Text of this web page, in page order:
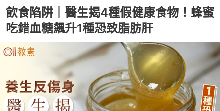
飲食陷阱｜醫生揭4種假健康食物！蜂蜜
吃錯血糖飆升1種恐致脂肪肝